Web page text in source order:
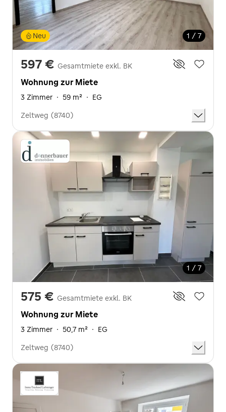
1 / 7
Neu
597 € Gesamtmiete exkl. BK
Wohnung zur Miete
3 Zimmer · 59 m² · EG
Zeltweg (8740)
1 / 7
575 € Gesamtmiete exkl. BK
Wohnung zur Miete
3 Zimmer · 50,7 m² · EG
Zeltweg (8740)